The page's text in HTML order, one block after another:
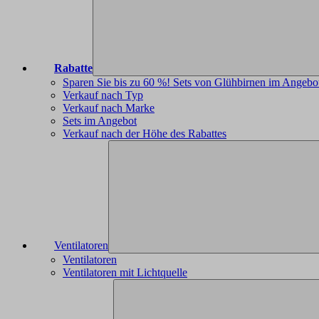
Rabatte
Sparen Sie bis zu 60 %! Sets von Glühbirnen im
Verkauf nach Typ
Verkauf nach Marke
Sets im Angebot
Verkauf nach der Höhe des Rabattes
Ventilatoren
Ventilatoren
Ventilatoren mit Lichtquelle